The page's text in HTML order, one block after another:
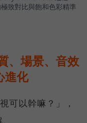
致對比與飽和色彩精準
、場景、音效
進化
可以幹嘛？」，